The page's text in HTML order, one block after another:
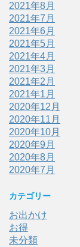
2021年8月
2021年7月
2021年6月
2021年5月
2021年4月
2021年3月
2021年2月
2021年1月
2020年12月
2020年11月
2020年10月
2020年9月
2020年8月
2020年7月
カテゴリー
お出かけ
お得
未分類